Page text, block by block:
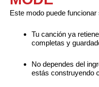
Este modo puede
Tu canción ya
completas y
No dependes del
estás construyendo